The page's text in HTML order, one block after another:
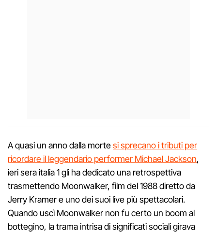
A quasi un anno dalla mortesi sprecano i tributi per
ricordare il leggendario performer Michael Jackson,
ieri sera italia 1 gli ha dedicato una retrospettiva
trasmettendo Moonwalker, film del 1988 diretto da
Jerry Kramer e uno dei suoi live più spettacolari.
Quando uscì Moonwalker non fu certo un boom al
bottegino, la trama intrisa di significati sociali girava